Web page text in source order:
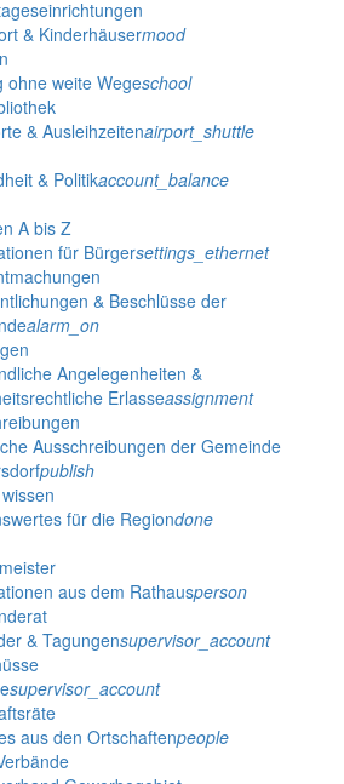
& Kinderhäusermood
ohne weite Wegeschool
& Ausleihzeitenairport_shuttle
& Politikaccount_balance
A bis Z
für Bürgersettings_ethernet
& Beschlüsse der
alarm_on
Angelegenheiten &
Erlasseassignment
Ausschreibungen der Gemeinde
publish
für die Regiondone
aus dem Rathausperson
& Tagungensupervisor_account
supervisor_account
aus den Ortschaftenpeople